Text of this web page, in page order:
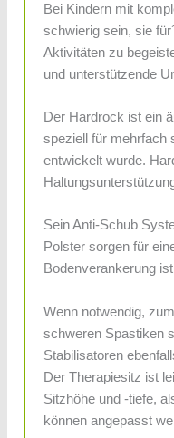
Bei Kindern mit
schwierig sein, sie
Aktivitäten zu
und unterstützende
Der Hardrock ist ein
speziell für mehrfach
entwickelt wurde.
Sein Anti-Schub
Polster sorgen für
Bodenverankerung
Wenn notwendig,
schweren Spastiken
Stabilisatoren
Der Therapiesitz ist
Sitzhöhe und -tiefe,
können angepasst